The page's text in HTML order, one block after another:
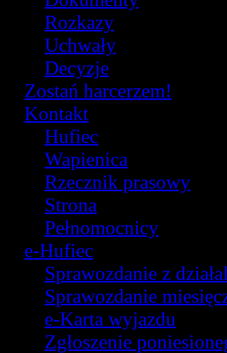
Rozkazy
Uchwały
Decyzje
Zostań harcerzem!
Kontakt
Hufiec
Wapienica
Rzecznik prasowy
Strona
Pełnomocnicy
e-Hufiec
Sprawozdanie z
Sprawozdanie
e-Karta wyjazdu
Zgłoszenie